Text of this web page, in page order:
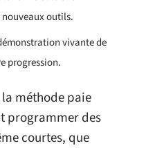
outils.
vivante de
progression.
méthode paie
programmer des
courtes, que